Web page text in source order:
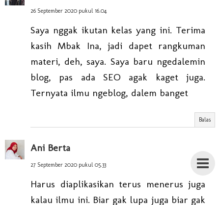
26 September 2020 pukul 16.04
Saya nggak ikutan kelas yang ini. Terima
kasih Mbak Ina, jadi dapet rangkuman
materi, deh, saya. Saya baru ngedalemin
blog, pas ada SEO agak kaget juga.
Ternyata ilmu ngeblog, dalem banget
Balas
Ani Berta
27 September 2020 pukul 05.33
Harus diaplikasikan terus menerus juga
kalau ilmu ini. Biar gak lupa juga biar gak